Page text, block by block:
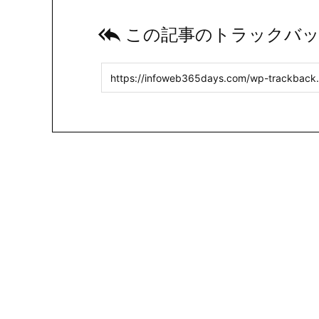
 この記事のトラックバ